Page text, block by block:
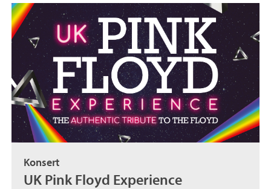
Konsert
UK Pink Floyd Experience